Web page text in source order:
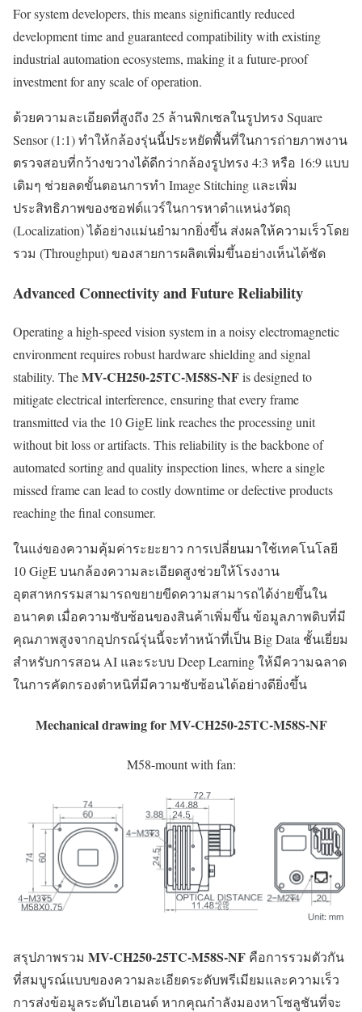
For system developers, this means significantly reduced
development time and guaranteed compatibility with existing
industrial automation ecosystems, making it a future-proof
investment for any scale of operation.
ด้วยความละเอียดที่สูงถึง 25 ล้านพิกเซลในรูปทรง Square
Sensor (1:1) ทำให้กล้องรุ่นนี้ประหยัดพื้นที่ในการถ่ายภาพงาน
ตรวจสอบที่กว้างขวางได้ดีกว่ากล้องรูปทรง 4:3 หรือ 16:9 แบบ
เดิมๆ ช่วยลดขั้นตอนการทำ Image Stitching และเพิ่ม
ประสิทธิภาพของซอฟต์แวร์ในการหาตำแหน่งวัตถุ
(Localization) ได้อย่างแม่นยำมากยิ่งขึ้น ส่งผลให้ความเร็วโดย
รวม (Throughput) ของสายการผลิตเพิ่มขึ้นอย่างเห็นได้ชัด
Advanced Connectivity and Future Reliability
Operating a high-speed vision system in a noisy electromagnetic
environment requires robust hardware shielding and signal
stability. TheMV-CH250-25TC-M58S-NFis designed to
mitigate electrical interference, ensuring that every frame
transmitted via the 10 GigE link reaches the processing unit
without bit loss or artifacts. This reliability is the backbone of
automated sorting and quality inspection lines, where a single
missed frame can lead to costly downtime or defective products
reaching the final consumer.
ในแง่ของความคุ้มค่าระยะยาว การเปลี่ยนมาใช้เทคโนโลยี
10 GigE บนกล้องความละเอียดสูงช่วยให้โรงงาน
อุตสาหกรรมสามารถขยายขีดความสามารถได้ง่ายขึ้นใน
อนาคต เมื่อความซับซ้อนของสินค้าเพิ่มขึ้น ข้อมูลภาพดิบที่มี
คุณภาพสูงจากอุปกรณ์รุ่นนี้จะทำหน้าที่เป็น Big Data ชั้นเยี่ยม
สำหรับการสอน AI และระบบ Deep Learning ให้มีความฉลาด
ในการคัดกรองตำหนิที่มีความซับซ้อนได้อย่างดียิ่งขึ้น
Mechanical drawing for MV-CH250-25TC-M58S-NF
M58-mount with fan:
สรุปภาพรวม MV-CH250-25TC-M58S-NF คือการรวมตัวกัน
ที่สมบูรณ์แบบของความละเอียดระดับพรีเมียมและความเร็ว
การส่งข้อมูลระดับไฮเอนด์ หากคุณกำลังมองหาโซลูชันที่จะ